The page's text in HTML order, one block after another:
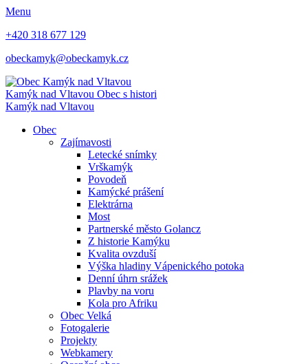
Menu
+420 318 677 129
obeckamyk@obeckamyk.cz
Kamýk nad Vltavou Obec s histori
Kamýk nad Vltavou
Obec
Zajímavosti
Letecké snímky
Vrškamýk
Povodeň
Kamýcké prášení
Elektrárna
Most
Partnerské město Golancz
Z historie Kamýku
Kvalita ovzduší
Výška hladiny Vápenického potoka
Denní úhrn srážek
Plavby na voru
Kola pro Afriku
Obec Velká
Fotogalerie
Projekty
Webkamery